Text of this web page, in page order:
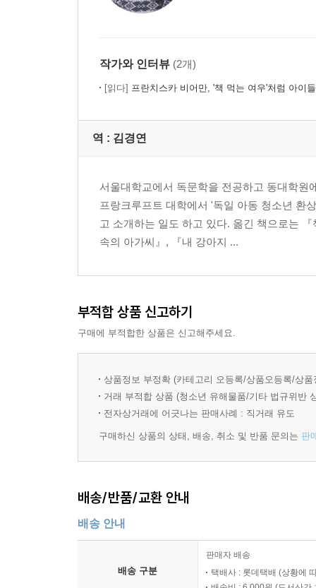
작가와 인터뷰 (2개)
[읽다] 프란치스카 비어만, '책 먹는 여우'처럼 아이
역 : 김경연
서울대학교에서 독문학을 전공하고 동대학
프랑크루프트 대학에서 '독일 아동 청소년 환
고 소개하는 일도 하고 있다. 옮긴 책으로는
속의 아가씨』, 『내 강아지 ...
부적합 상품 신고하기
구매에 부적합한 상품은 신고해주세요.
상품정보 부정확 (카테고리 오등록/상품오등록/상
거래 부적합 상품 (청소년 유해물품/기타 법규위반
전자상거래에 어긋나는 판매사례 : 직거래 유도
구매하신 상품의 상태, 배송, 취소 및 반품 문의는 판
배송/반품/교환 안내
배송 안내
배송 구분
판매자 배송
택배사 : 롯데택배 (상황에